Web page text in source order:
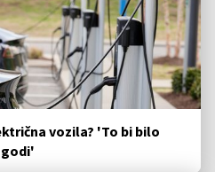
vozila? 'To bi bilo